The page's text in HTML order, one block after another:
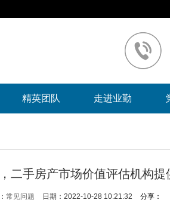
精英团队 走进业勤
二手房产市场价值评估机构提
常见问题 日期：2022-10-28 10:21:32 分享：